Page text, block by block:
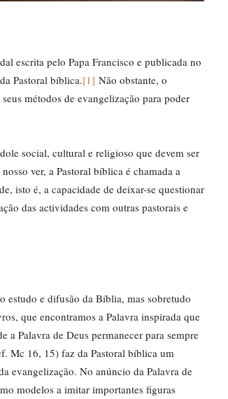
escrita pelo Papa Francisco e publicada no
Pastoral bíblica.[1] Não obstante, o
métodos de evangelização para poder
social, cultural e religioso que devem ser
ver, a Pastoral bíblica é chamada a
isto é, a capacidade de deixar-se questionar
das actividades com outras pastorais e
estudo e difusão da Bíblia, mas sobretudo
que encontramos a Palavra inspirada que
a Palavra de Deus permanecer para sempre
Mc 16, 15) faz da Pastoral bíblica um
evangelização. No anúncio da Palavra de
modelos a imitar importantes figuras